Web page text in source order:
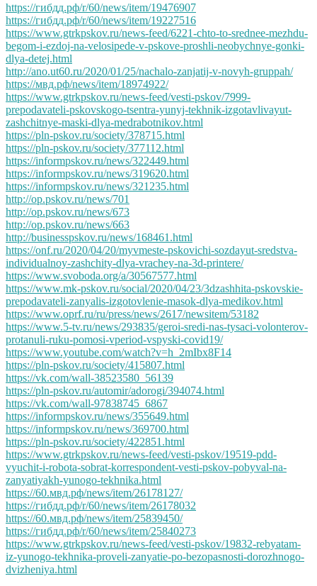
https://гибдд.рф/r/60/news/item/19476907
https://гибдд.рф/r/60/news/item/19227516
https://www.gtrkpskov.ru/news-feed/6221-chto-to-srednee-mezhdu-
begom-i-ezdoj-na-velosipede-v-pskove-proshli-neobychnye-gonki-
dlya-detej.html
http://ano.ut60.ru/2020/01/25/nachalo-zanjatij-v-novyh-gruppah/
https://мвд.рф/news/item/18974922/
https://www.gtrkpskov.ru/news-feed/vesti-pskov/7999-
prepodavateli-pskovskogo-tsentra-yunyj-tekhnik-izgotavlivayut-
zashchitnye-maski-dlya-medrabotnikov.html
https://pln-pskov.ru/society/378715.html
https://pln-pskov.ru/society/377112.html
https://informpskov.ru/news/322449.html
https://informpskov.ru/news/319620.html
https://informpskov.ru/news/321235.html
http://op.pskov.ru/news/701
http://op.pskov.ru/news/673
http://op.pskov.ru/news/663
http://businesspskov.ru/news/168461.html
https://onf.ru/2020/04/20/myvmeste-pskovichi-sozdayut-sredstva-
individualnoy-zashchity-dlya-vrachey-na-3d-printere/
https://www.svoboda.org/a/30567577.html
https://www.mk-pskov.ru/social/2020/04/23/3dzashhita-pskovskie-
prepodavateli-zanyalis-izgotovlenie-masok-dlya-medikov.html
https://www.oprf.ru/ru/press/news/2617/newsitem/53182
https://www.5-tv.ru/news/293835/geroi-sredi-nas-tysaci-volonterov-
protanuli-ruku-pomosi-vperiod-vspyski-covid19/
https://www.youtube.com/watch?v=h_2mIbx8F14
https://pln-pskov.ru/society/415807.html
https://vk.com/wall-38523580_56139
https://pln-pskov.ru/automir/adorogi/394074.html
https://vk.com/wall-97838745_6867
https://informpskov.ru/news/355649.html
https://informpskov.ru/news/369700.html
https://pln-pskov.ru/society/422851.html
https://www.gtrkpskov.ru/news-feed/vesti-pskov/19519-pdd-
vyuchit-i-robota-sobrat-korrespondent-vesti-pskov-pobyval-na-
zanyatiyakh-yunogo-tekhnika.html
https://60.мвд.рф/news/item/26178127/
https://гибдд.рф/r/60/news/item/26178032
https://60.мвд.рф/news/item/25839450/
https://гибдд.рф/r/60/news/item/25840273
https://www.gtrkpskov.ru/news-feed/vesti-pskov/19832-rebyatam-
iz-yunogo-tekhnika-proveli-zanyatie-po-bezopasnosti-dorozhnogo-
dvizheniya.html